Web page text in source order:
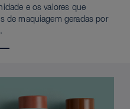
e os valores que
de maquiagem geradas por